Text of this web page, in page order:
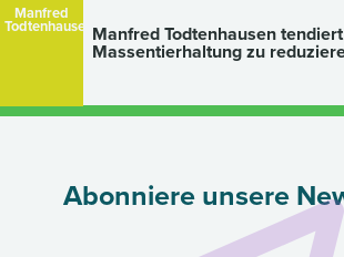
Manfred
Todtenhausen Manfred Todtenhausen
Massentierhaltung zu
Abonniere unsere